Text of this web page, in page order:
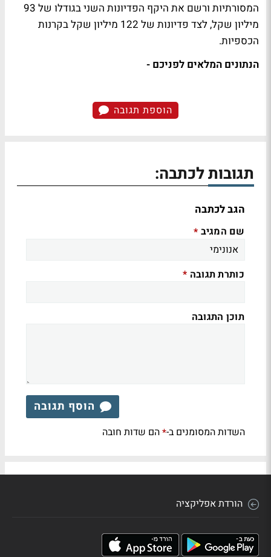
המסורתיות ורשם את היקף הפדיונות השני בגודלו של 93
מיליון שקל, לצד פדיונות של 122 מיליון שקל בקרנות
הכספיות.
הנתונים המלאים לפניכם -
הוספת תגובה
תגובות לכתבה:
הגב לכתבה
שם המגיב *
כותרת תגובה *
תוכן התגובה
הוסף תגובה
השדות המסומנים ב-*הם שדות חובה
הורדת אפליקציה